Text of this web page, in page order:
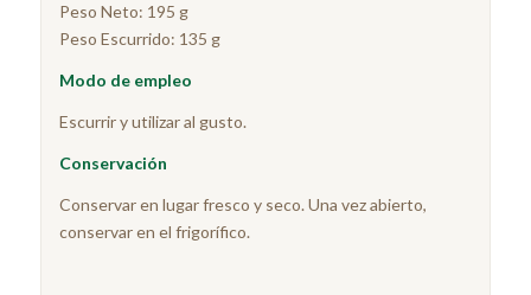
Peso Neto: 195 g
Peso Escurrido: 135 g
Modo de empleo
Escurrir y utilizar al gusto.
Conservación
Conservar en lugar fresco y seco. Una vez abierto,
conservar en el frigorífico.